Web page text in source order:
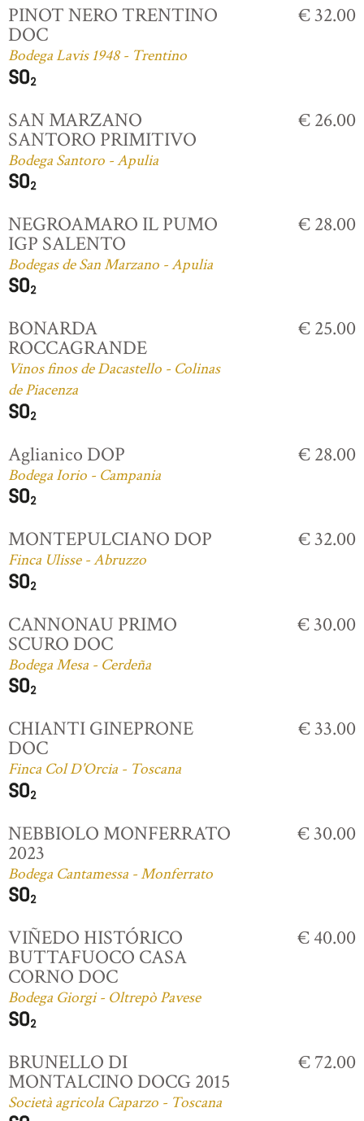
PINOT NERO TRENTINO
DOC
Bodega Lavis 1948 - Trentino
€ 32.00
SAN MARZANO
SANTORO PRIMITIVO
Bodega Santoro - Apulia
€ 26.00
NEGROAMARO IL PUMO
IGP SALENTO
Bodegas de San Marzano - Apulia
€ 28.00
BONARDA
ROCCAGRANDE
Vinos finos de Dacastello - Colinas
de Piacenza
€ 25.00
Aglianico DOP
Bodega Iorio - Campania
€ 28.00
MONTEPULCIANO DOP
Finca Ulisse - Abruzzo
€ 32.00
CANNONAU PRIMO
SCURO DOC
Bodega Mesa - Cerdeña
€ 30.00
CHIANTI GINEPRONE
DOC
Finca Col D'Orcia - Toscana
€ 33.00
NEBBIOLO MONFERRATO
2023
Bodega Cantamessa - Monferrato
€ 30.00
VIÑEDO HISTÓRICO
BUTTAFUOCO CASA
CORNO DOC
Bodega Giorgi - Oltrepò Pavese
€ 40.00
BRUNELLO DI
MONTALCINO DOCG 2015
Società agricola Caparzo - Toscana
€ 72.00